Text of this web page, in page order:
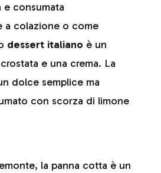
e consumata
a colazione o come
dessert italiano è un
e una crema. La
dolce semplice ma
con scorza di limone
la panna cotta è un